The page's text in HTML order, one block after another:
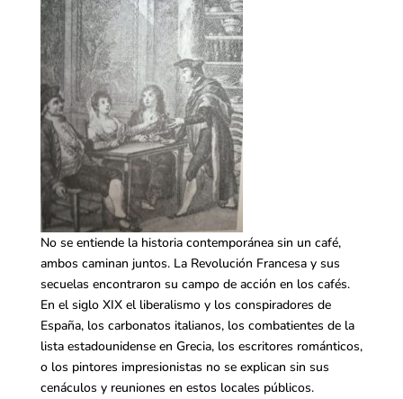
No se entiende la historia contemporánea sin un café,
ambos caminan juntos. La Revolución Francesa y sus
secuelas encontraron su campo de acción en los cafés.
En el siglo XIX el liberalismo y los conspiradores de
España, los carbonatos italianos, los combatientes de la
lista estadounidense en Grecia, los escritores románticos,
o los pintores impresionistas no se explican sin sus
cenáculos y reuniones en estos locales públicos.